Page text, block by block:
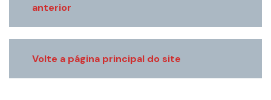
anterior
Volte a página principal do site